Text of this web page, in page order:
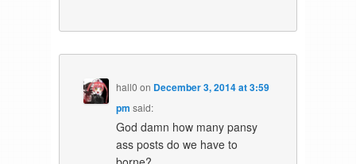
hall0 on December 3, 2014 at 3:59
pm said:
God damn how many pansy
ass posts do we have to